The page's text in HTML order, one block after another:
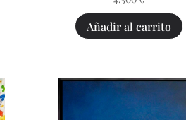
Añadir al carrito